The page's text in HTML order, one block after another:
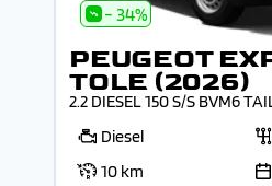
- 34%
PEUGEOT
TOLE (2026)
2.2 DIESEL 150 S/S BVM6
Diesel
10 km